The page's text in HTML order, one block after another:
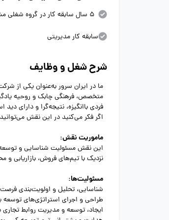
5 سال سابقه کار در گروه شغلی مشابه
سابقه کار مدیریتی
شرح شغل و وظایف
ما در ایران سرور به‌عنوان یکی از
متخصص، فرهنگی چابک و روحیه
فردی باانگیزه، نتیجه‌گرا و دارای
اگر فکر می‌کنید در این نقش
ماموریت نقش:
این نقش مسئولیت شناسایی و توسعه
نزدیک با تیم‌های فروش، بازاریابی و
مسئولیت‌ها:
شناسایی، تحلیل و اولویت‌بندی
طراحی و اجرای استراتژی‌های توسعه
ایجاد، توسعه و مدیریت روابط